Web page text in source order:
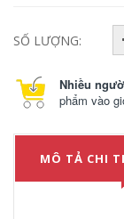
SỐ LƯỢNG:
Nhiều
phẩm vào
MÔ TẢ CHI